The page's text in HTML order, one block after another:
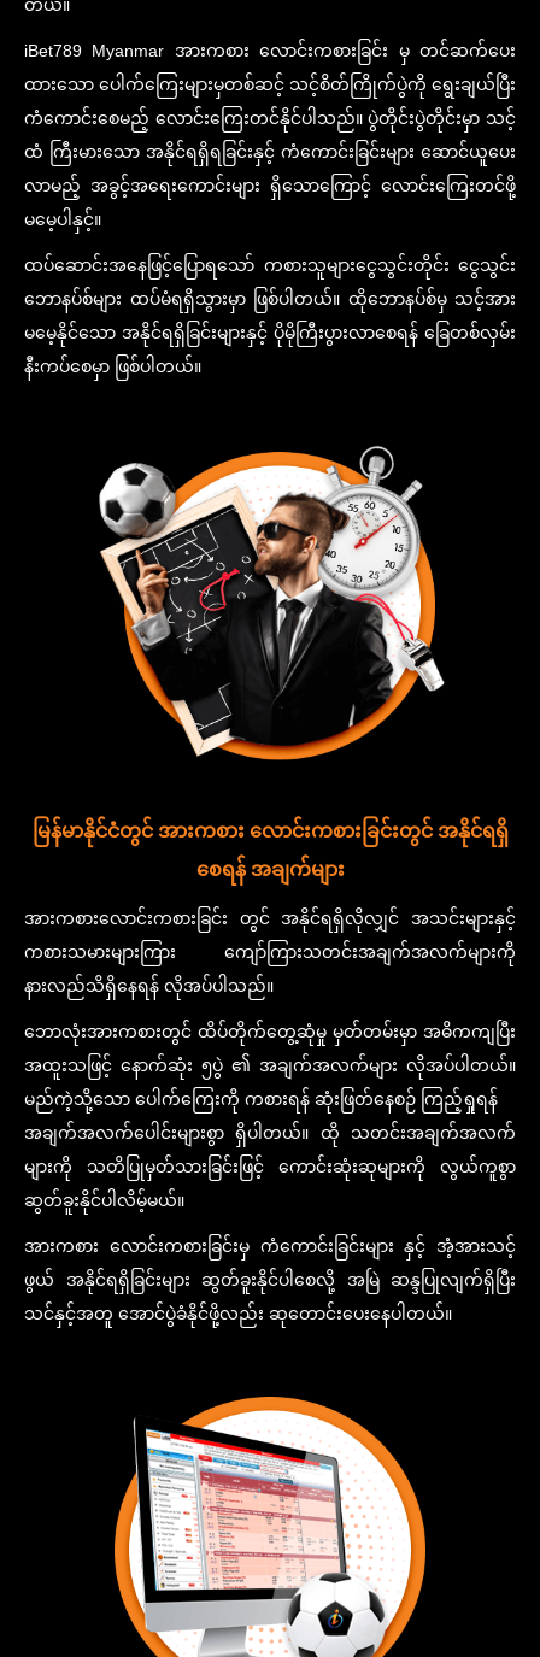
တယ်။
iBet789 Myanmar အားကစား လောင်းကစားခြင်း မှ တင်ဆက်ပေး
ထားသော ပေါက်ကြေးများမှတစ်ဆင့် သင့်စိတ်ကြိုက်ပွဲကို ရွေးချယ်ပြီး
ကံကောင်းစေမည့် လောင်းကြေးတင်နိုင်ပါသည်။ ပွဲတိုင်းပွဲတိုင်းမှာ သင့်
ထံ ကြီးမားသော အနိုင်ရရှိရခြင်းနှင့် ကံကောင်းခြင်းများ ဆောင်ယူပေး
လာမည့် အခွင့်အရေးကောင်းများ ရှိသောကြောင့် လောင်းကြေးတင်ဖို့
မမေ့ပါနှင့်။
ထပ်ဆောင်းအနေဖြင့်ပြောရသော် ကစားသူများငွေသွင်းတိုင်း ငွေသွင်း
ဘောနပ်စ်များ ထပ်မံရရှိသွားမှာ ဖြစ်ပါတယ်။ ထိုဘောနပ်စ်မှ သင့်အား
မမေ့နိုင်သော အနိုင်ရရှိခြင်းများနှင့် ပိုမိုကြီးပွားလာစေရန် ခြေတစ်လှမ်း
နီးကပ်စေမှာ ဖြစ်ပါတယ်။
မြန်မာနိုင်ငံတွင် အားကစား လောင်းကစားခြင်းတွင် အနိုင်ရရှိ
စေရန် အချက်များ
အားကစားလောင်းကစားခြင်း တွင် အနိုင်ရရှိလိုလျှင် အသင်းများနှင့်
ကစားသမားများကြား ကျော်ကြားသတင်းအချက်အလက်များကို
နားလည်သိရှိနေရန် လိုအပ်ပါသည်။
ဘောလုံးအားကစားတွင် ထိပ်တိုက်တွေ့ဆုံမှု မှတ်တမ်းမှာ အဓိကကျပြီး
အထူးသဖြင့် နောက်ဆုံး ၅ပွဲ ၏ အချက်အလက်များ လိုအပ်ပါတယ်။
မည်ကဲ့သို့သော ပေါက်ကြေးကို ကစားရန် ဆုံးဖြတ်နေစဉ် ကြည့်ရှုရန်
အချက်အလက်ပေါင်းများစွာ ရှိပါတယ်။ ထို သတင်းအချက်အလက်
များကို သတိပြုမှတ်သားခြင်းဖြင့် ကောင်းဆုံးဆုများကို လွယ်ကူစွာ
ဆွတ်ခူးနိုင်ပါလိမ့်မယ်။
အားကစား လောင်းကစားခြင်းမှ ကံကောင်းခြင်းများ နှင့် အံ့အားသင့်
ဖွယ် အနိုင်ရရှိခြင်းများ ဆွတ်ခူးနိုင်ပါစေလို့ အမြဲ ဆန္ဒပြုလျက်ရှိပြီး
သင်နှင့်အတူ အောင်ပွဲခံနိုင်ဖို့လည်း ဆုတောင်းပေးနေပါတယ်။